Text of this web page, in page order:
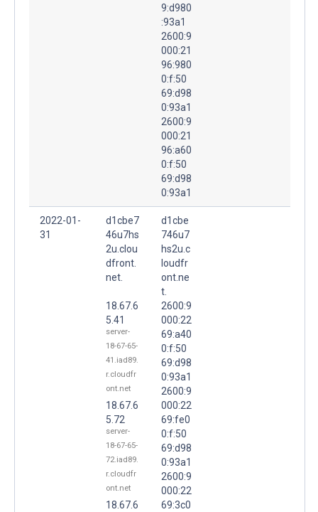
9:d980
:93a1
2600:9
000:21
96:980
0:f:50
69:d98
0:93a1
2600:9
000:21
96:a60
0:f:50
69:d98
0:93a1
2022-01-
31
d1cbe7
46u7hs
2u.clou
dfront.
net.
18.67.6
5.41
server-
18-67-65-
41.iad89.
r.cloudfr
ont.net
18.67.6
5.72
server-
18-67-65-
72.iad89.
r.cloudfr
ont.net
18.67.6
d1cbe
746u7
hs2u.c
loudfr
ont.ne
t.
2600:9
000:22
69:a40
0:f:50
69:d98
0:93a1
2600:9
000:22
69:fe0
0:f:50
69:d98
0:93a1
2600:9
000:22
69:3c0